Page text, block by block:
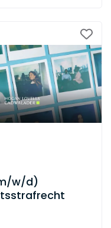
w/d)